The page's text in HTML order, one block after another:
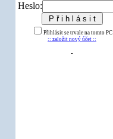
Heslo:
Přihlásit se trvale na tomto PC
:: založit nový účet ::